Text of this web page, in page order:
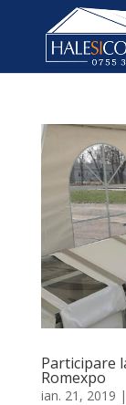
Participare
Romexpo
ian. 21, 2019 |